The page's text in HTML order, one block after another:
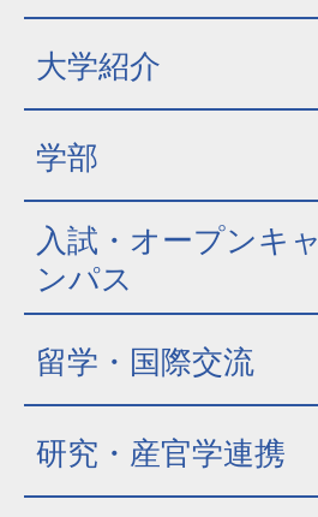
大学紹介
学部
入試・オープンキャ
ンパス
留学・国際交流
研究・産官学連携